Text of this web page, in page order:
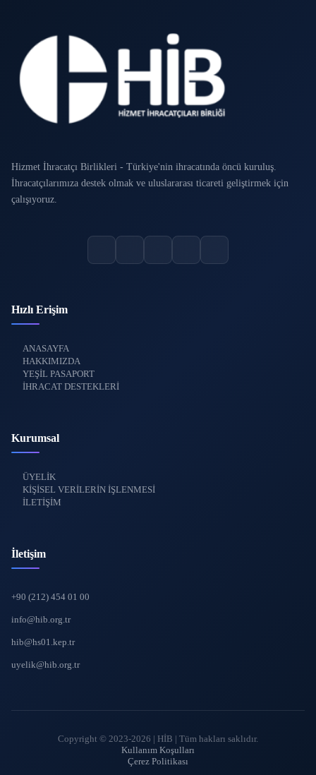
Hizmet İhracatçı Birlikleri - Türkiye'nin ihracatında öncü kuruluş.
İhracatçılarımıza destek olmak ve uluslararası ticareti geliştirmek için
çalışıyoruz.
Hızlı Erişim
ANASAYFA
HAKKIMIZDA
YEŞİL PASAPORT
İHRACAT DESTEKLERİ
Kurumsal
ÜYELİK
KİŞİSEL VERİLERİN İŞLENMESİ
İLETİŞİM
İletişim
+90 (212) 454 01 00
info@hib.org.tr
hib@hs01.kep.tr
uyelik@hib.org.tr
Copyright © 2023-2026 | HİB | Tüm hakları saklıdır.
Kullanım Koşulları
Çerez Politikası